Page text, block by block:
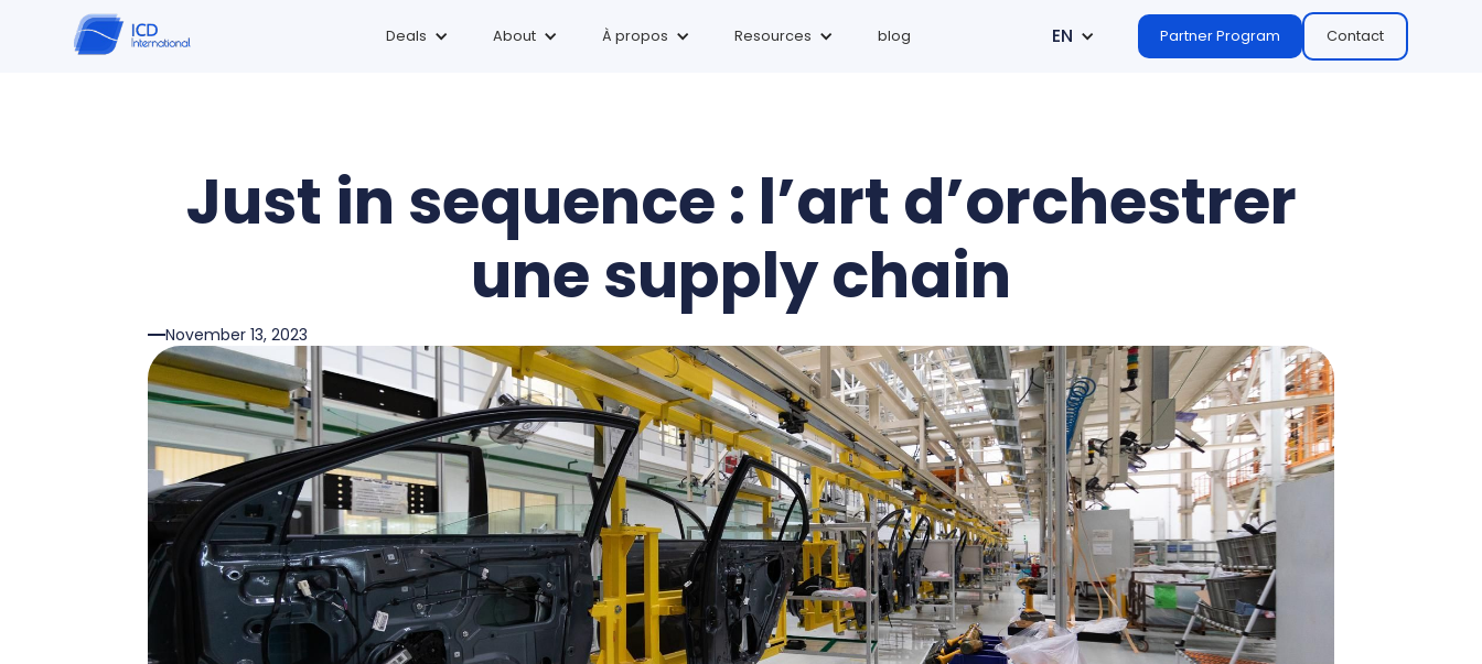
Deals About À propos Resources blog EN Partner Program Contact
Just in sequence : l’art d’orchestrer
une supply chain
November 13, 2023